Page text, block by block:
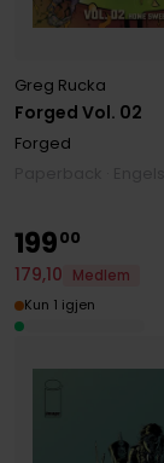
Forged Vol. 02
Greg Rucka
Forged
19900
179,10
Medlem
Kun 1 igjen